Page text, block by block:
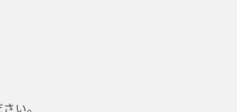
い。